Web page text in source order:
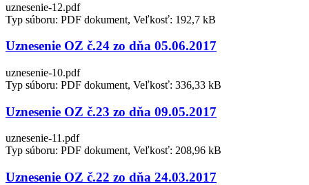
uznesenie-12.pdf
Typ súboru: PDF dokument, Veľkosť: 192,7 kB
Uznesenie OZ č.24 zo dňa 05.06.2017
uznesenie-10.pdf
Typ súboru: PDF dokument, Veľkosť: 336,33 kB
Uznesenie OZ č.23 zo dňa 09.05.2017
uznesenie-11.pdf
Typ súboru: PDF dokument, Veľkosť: 208,96 kB
Uznesenie OZ č.22 zo dňa 24.03.2017